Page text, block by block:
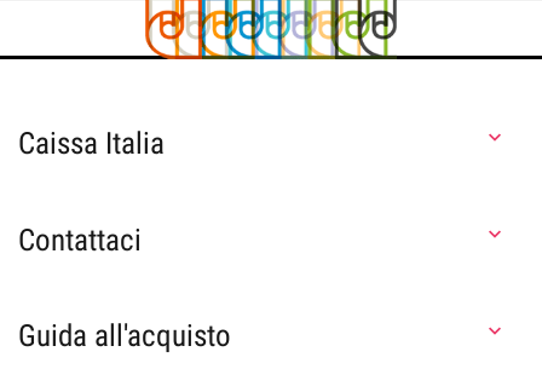
Caissa Italia 
Contattaci 
Guida all'acquisto 